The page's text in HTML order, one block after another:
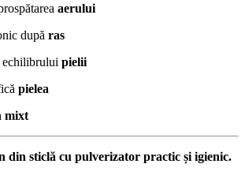
aerului
după ras
echilibrului pielii
pielea
mixt
sticlă cu pulverizator practic și igienic.